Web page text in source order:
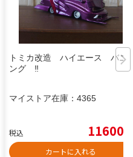
トミカ改造 ハイエース バニ
ング ‼️
マイストア在庫： 4365
税込 11600
カートに入れる